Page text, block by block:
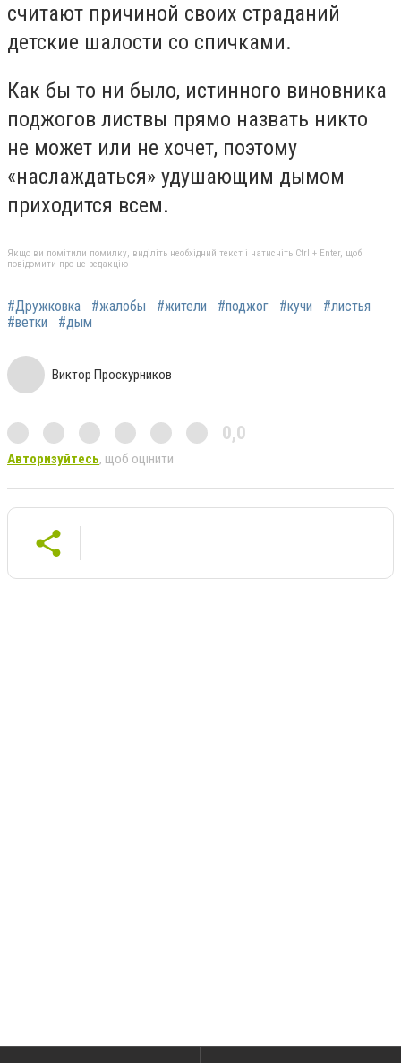
считают причиной своих страданий
детские шалости со спичками.
Как бы то ни было, истинного виновника
поджогов листвы прямо назвать никто
не может или не хочет, поэтому
«наслаждаться» удушающим дымом
приходится всем.
Якщо ви помітили помилку, виділіть необхідний текст і натисніть Ctrl + Enter, щоб
повідомити про це редакцію
#Дружковка #жалобы #жители #поджог #кучи
#листья
#ветки
#дым
Виктор Проскурников
0,0
Авторизуйтесь, щоб оцінити